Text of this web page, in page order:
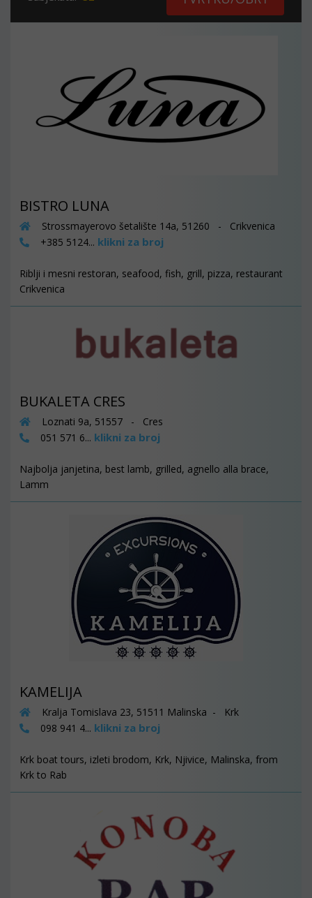
BISTRO LUNA
Strossmayerovo šetalište 14a, 51260 - Crikvenica
+385 5124... klikni za broj
Riblji i mesni restoran, seafood, fish, grill, pizza, restaurant
Crikvenica
BUKALETA CRES
Loznati 9a, 51557 - Cres
051 571 6... klikni za broj
Najbolja janjetina, best lamb, grilled, agnello alla brace,
Lamm
KAMELIJA
Kralja Tomislava 23, 51511 Malinska - Krk
098 941 4... klikni za broj
Krk boat tours, izleti brodom, Krk, Njivice, Malinska, from
Krk to Rab